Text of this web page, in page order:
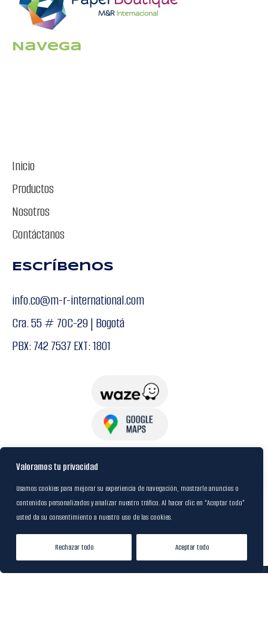
Valoramos tu privacidad
Usamos cookies para mejorar su experiencia de navegación, mostrarle anuncios o
contenidos personalizados y analizar nuestro tráfico. Al hacer clic en “Aceptar todo”
usted da su consentimiento a nuestro uso de las cookies.
Rechazar todo Aceptar todo
Navega
Inicio
Productos
Nosotros
Contáctanos
Escríbenos
info.co@m-r-international.com
Cra. 55 # 70C-29 | Bogotá
PBX: 742 7537 EXT: 1801
USuarios
Política de Datos
Certificación FSC